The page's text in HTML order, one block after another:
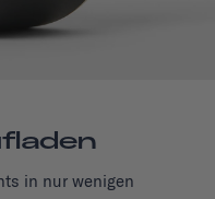
in nur wenigen